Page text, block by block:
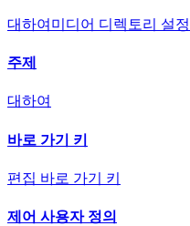
대하여 미디어 디렉토리 설정
주제
대하여
바로 가기 키
편집 바로 가기 키
제어 사용자 정의